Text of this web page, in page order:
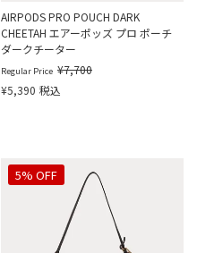
AIRPODS PRO POUCH DARK
CHEETAH エアーポッズ プロ ポーチ
ダークチーター
Regular Price ¥7,700
¥5,390 税込
5% OFF